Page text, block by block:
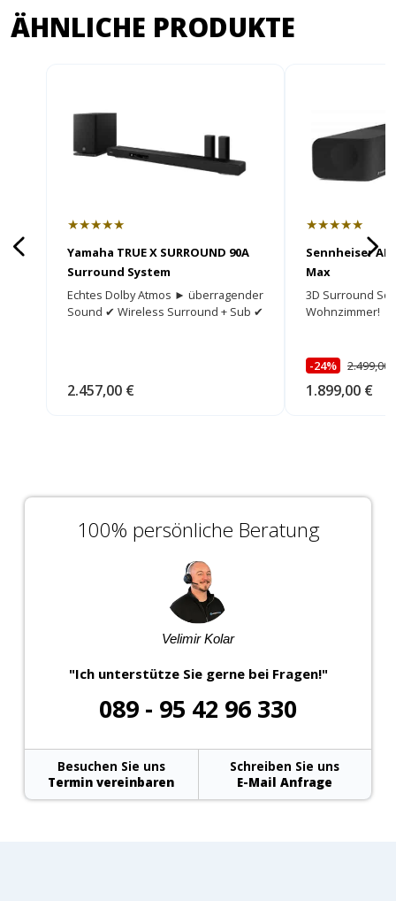
ÄHNLICHE PRODUKTE
★★★★★
Yamaha TRUE X SURROUND 90A
Surround System
Echtes Dolby Atmos ► überragender
Sound ✔ Wireless Surround + Sub ✔
2.457,00 €
★★★★★
Sennheiser
Max
3D Surround
Wohnzimmer!
-24% 2.499,00
1.899,00 €
100% persönliche Beratung
Velimir Kolar
"Ich unterstütze Sie gerne bei Fragen!"
089 - 95 42 96 330
Besuchen Sie uns
Termin vereinbaren
Schreiben Sie uns
E-Mail Anfrage